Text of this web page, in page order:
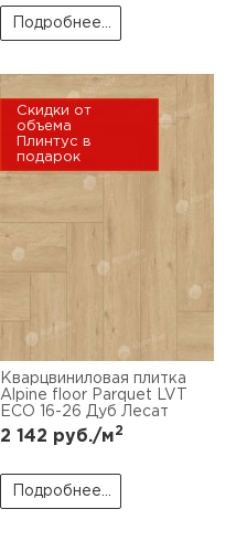
Подробнее...
Скидки от
объема
Плинтус в
подарок
Кварцвиниловая плитка
Alpine floor Parquet LVT
ЕСО 16-26 Дуб Лесат
2 142 руб./м2
Подробнее...